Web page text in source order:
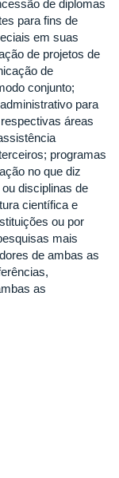
de diplomas
para fins de
em suas
de projetos de
de
conjunto;
para
áreas
programas
no que diz
disciplinas de
científica e
ou por
mais
de ambas as
as